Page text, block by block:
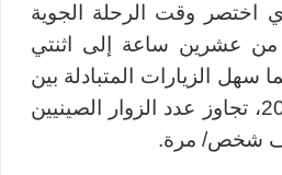
اختصر وقت الرحلة الجوية
من عشرين ساعة إلى اثنتي
الزيارات المتبادلة بين
الجانبين. في عام 2025، تجاوز عدد الزوار الصينيين
شخص/ مرة.